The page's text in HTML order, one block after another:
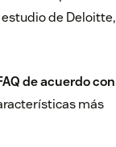
estudio de Deloitte,
de acuerdo con
más